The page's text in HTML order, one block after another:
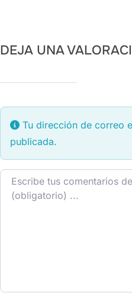
DEJA UNA
Tu dirección de correo
publicada.
Texto de la reseña